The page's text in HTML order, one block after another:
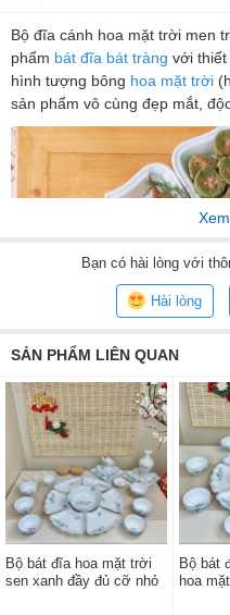
Bộ đĩa cánh hoa mặt trời men
phẩm bát đĩa bát tràng với
hình tượng bông hoa mặt trời
sản phẩm vô cùng đẹp mắt,
Bộ sản phẩm bao gồm: 8 đĩa,
8 cánh hoa đồng đều, đẹp
các món nấu, chiên, xào tùy ý
được tạo hình như bông hoa
độc đáo. Để ở giữa bộ đĩa rất
Bạncó hài lòng với
Hài lòng
SẢN PHẨM LIÊN QUAN
Bộ bát đĩa hoa mặt trời
sen xanh đầy đủ cỡ nhỏ
Bộ bát
hoa